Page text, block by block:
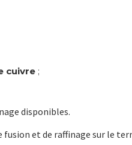
cuivre ;
disponibles.
et de raffinage sur le